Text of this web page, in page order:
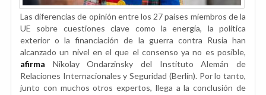
Las diferencias de opinión entre los 27 países miembros de la
UE sobre cuestiones clave como la energía, la política
exterior o la financiación de la guerra contra Rusia han
alcanzado un nivel en el que el consenso ya no es posible,
afirma Nikolay Ondarzinsky del Instituto Alemán de
Relaciones Internacionales y Seguridad (Berlín). Por lo tanto,
junto con muchos otros expertos, llega a la conclusión de